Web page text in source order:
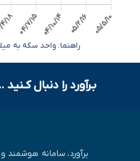
راهنما: واحد سکه به
بـرآورد را دنبال کـنید
برآورد، سامانه